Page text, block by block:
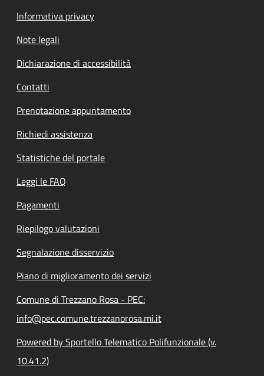
Informativa privacy
Note legali
Dichiarazione di accessibilità
Contatti
Prenotazione appuntamento
Richiedi assistenza
Statistiche del portale
Leggi le FAQ
Pagamenti
Riepilogo valutazioni
Segnalazione disservizio
Piano di miglioramento dei servizi
Comune di Trezzano Rosa - PEC:
info@pec.comune.trezzanorosa.mi.it
Powered by Sportello Telematico Polifunzionale (v.
10.41.2)